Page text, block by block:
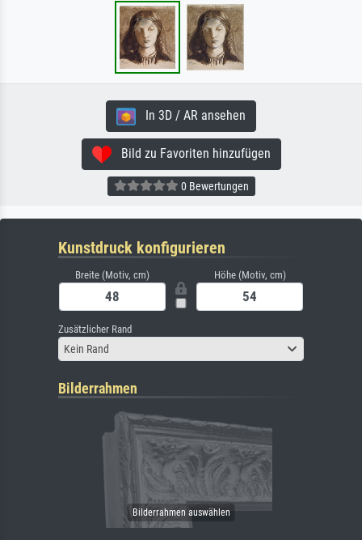
In 3D / AR ansehen
Bild zu Favoriten hinzufügen
0 Bewertungen
Kunstdruck konfigurieren
Breite (Motiv, cm) Höhe (Motiv, cm)
Zusätzlicher Rand
Kein Rand
Bilderrahmen